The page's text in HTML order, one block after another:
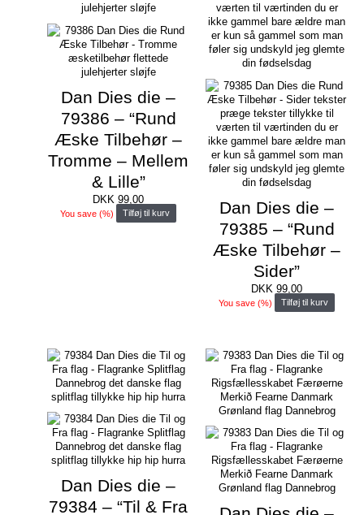
Dan Dies die –
79386 – “Rund
Æske Tilbehør –
Tromme – Mellem
& Lille”
DKK 99,00
You save(%) Tilføj til kurv
Dan Dies die –
79385 – “Rund
Æske Tilbehør –
Sider”
DKK 99,00
You save (%) Tilføj til kurv
Dan Dies die –
79384 – “Til & Fra